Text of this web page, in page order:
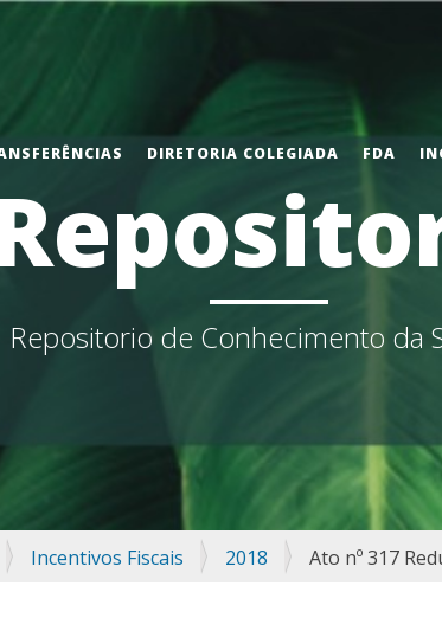
Repositorio de Conhecimento da
DIRETORIA COLEGIADA FDA
Incentivos Fiscais 2018 Ato nº 317